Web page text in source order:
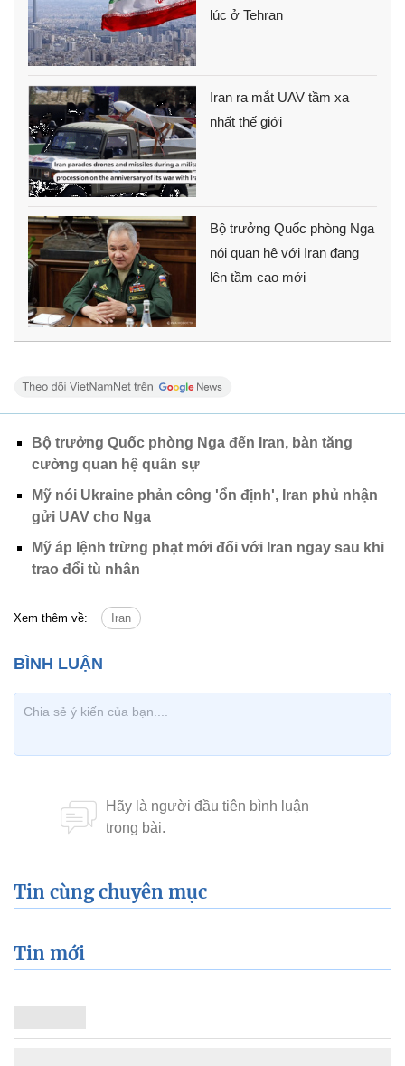
lúc ở Tehran
Iran ra mắt UAV tầm xa
nhất thế giới
Bộ trưởng Quốc phòng Nga
nói quan hệ với Iran đang
lên tầm cao mới
Bộ trưởng Quốc phòng Nga đến Iran, bàn tăng
cường quan hệ quân sự
Mỹ nói Ukraine phản công 'ổn định', Iran phủ nhận
gửi UAV cho Nga
Mỹ áp lệnh trừng phạt mới đối với Iran ngay sau khi
trao đổi tù nhân
Xem thêm về: Iran
Tin cùng chuyên mục
Tin mới